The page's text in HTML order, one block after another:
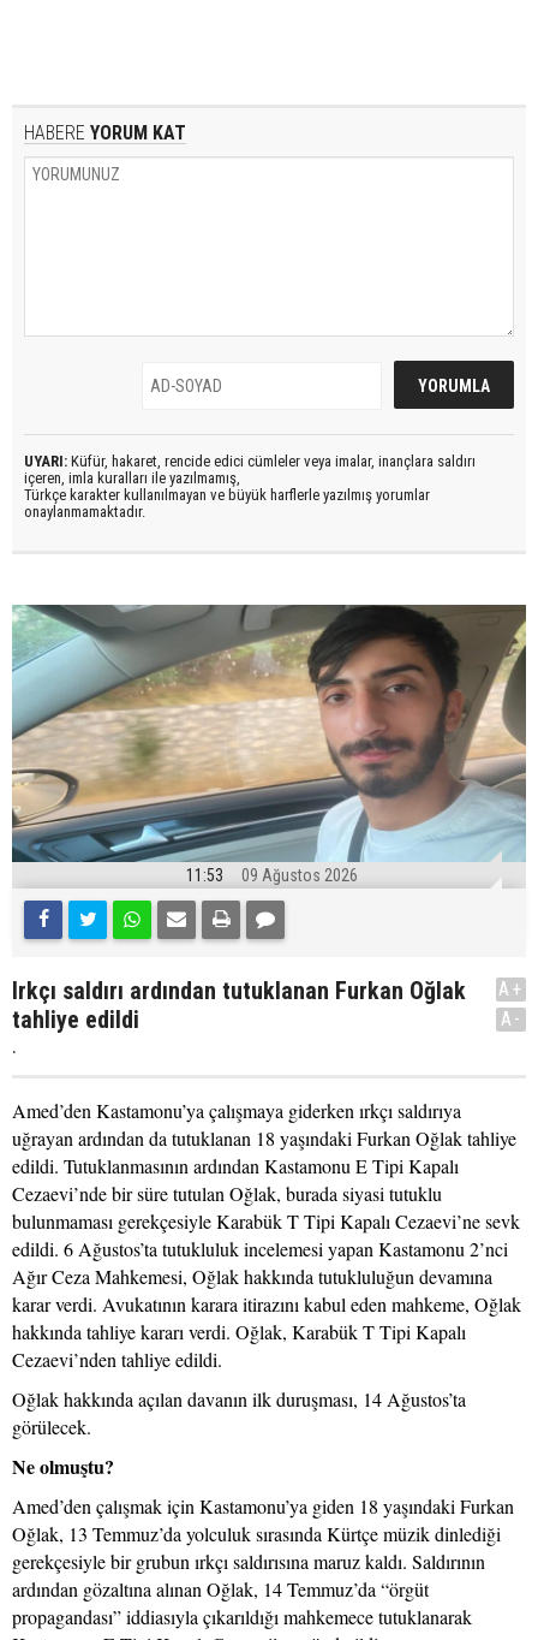
HABERE YORUM KAT
UYARI: Küfür, hakaret, rencide edici cümleler veya imalar, inançlara saldırı
içeren, imla kuralları ile yazılmamış,
Türkçe karakter kullanılmayan ve büyük harflerle yazılmış yorumlar
onaylanmamaktadır.
11:53 09 Ağustos 2026
Irkçı saldırı ardından tutuklanan Furkan Oğlak
tahliye edildi
.
A+
A-
Amed’den Kastamonu’ya çalışmaya giderken ırkçı saldırıya
uğrayan ardından da tutuklanan 18 yaşındaki Furkan Oğlak tahliye
edildi. Tutuklanmasının ardından Kastamonu E Tipi Kapalı
Cezaevi’nde bir süre tutulan Oğlak, burada siyasi tutuklu
bulunmaması gerekçesiyle Karabük T Tipi Kapalı Cezaevi’ne sevk
edildi. 6 Ağustos’ta tutukluluk incelemesi yapan Kastamonu 2’nci
Ağır Ceza Mahkemesi, Oğlak hakkında tutukluluğun devamına
karar verdi. Avukatının karara itirazını kabul eden mahkeme, Oğlak
hakkında tahliye kararı verdi. Oğlak, Karabük T Tipi Kapalı
Cezaevi’nden tahliye edildi.
Oğlak hakkında açılan davanın ilk duruşması, 14 Ağustos’ta
görülecek.
Ne olmuştu?
Amed’den çalışmak için Kastamonu’ya giden 18 yaşındaki Furkan
Oğlak, 13 Temmuz’da yolculuk sırasında Kürtçe müzik dinlediği
gerekçesiyle bir grubun ırkçı saldırısına maruz kaldı. Saldırının
ardından gözaltına alınan Oğlak, 14 Temmuz’da “örgüt
propagandası” iddiasıyla çıkarıldığı mahkemece tutuklanarak